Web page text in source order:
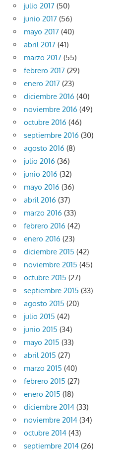
julio 2017 (50)
junio 2017 (56)
mayo 2017 (40)
abril 2017 (41)
marzo 2017 (55)
febrero 2017 (29)
enero 2017 (23)
diciembre 2016 (40)
noviembre 2016 (49)
octubre 2016 (46)
septiembre 2016 (30)
agosto 2016 (8)
julio 2016 (36)
junio 2016 (32)
mayo 2016 (36)
abril 2016 (37)
marzo 2016 (33)
febrero 2016 (42)
enero 2016 (23)
diciembre 2015 (42)
noviembre 2015 (45)
octubre 2015 (27)
septiembre 2015 (33)
agosto 2015 (20)
julio 2015 (42)
junio 2015 (34)
mayo 2015 (33)
abril 2015 (27)
marzo 2015 (40)
febrero 2015 (27)
enero 2015 (18)
diciembre 2014 (33)
noviembre 2014 (34)
octubre 2014 (43)
septiembre 2014 (26)